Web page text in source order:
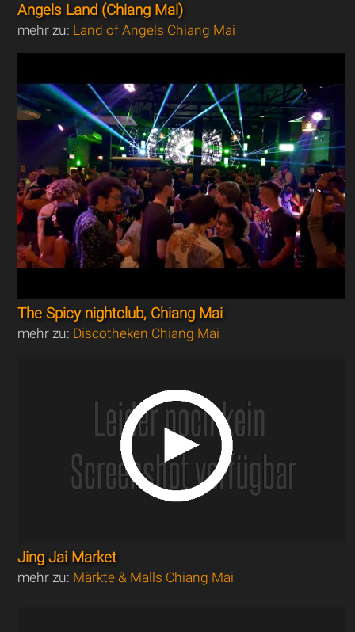
Angels Land (Chiang Mai)
mehr zu: Land of Angels Chiang Mai
The Spicy nightclub, Chiang Mai
mehr zu: Discotheken Chiang Mai
Jing Jai Market
mehr zu: Märkte & Malls Chiang Mai